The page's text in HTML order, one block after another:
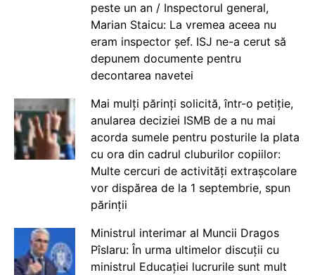
peste un an / Inspectorul general,
Marian Staicu: La vremea aceea nu
eram inspector șef. ISJ ne-a cerut să
depunem documente pentru
decontarea navetei
Mai mulți părinți solicită, într-o petiție,
anularea deciziei ISMB de a nu mai
acorda sumele pentru posturile la plata
cu ora din cadrul cluburilor copiilor:
Multe cercuri de activități extrașcolare
vor dispărea de la 1 septembrie, spun
părinții
Ministrul interimar al Muncii Dragos
Pîslaru: În urma ultimelor discuții cu
ministrul Educației lucrurile sunt mult